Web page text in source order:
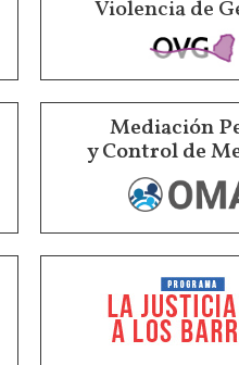
Violencia de
Mediación
y Control de